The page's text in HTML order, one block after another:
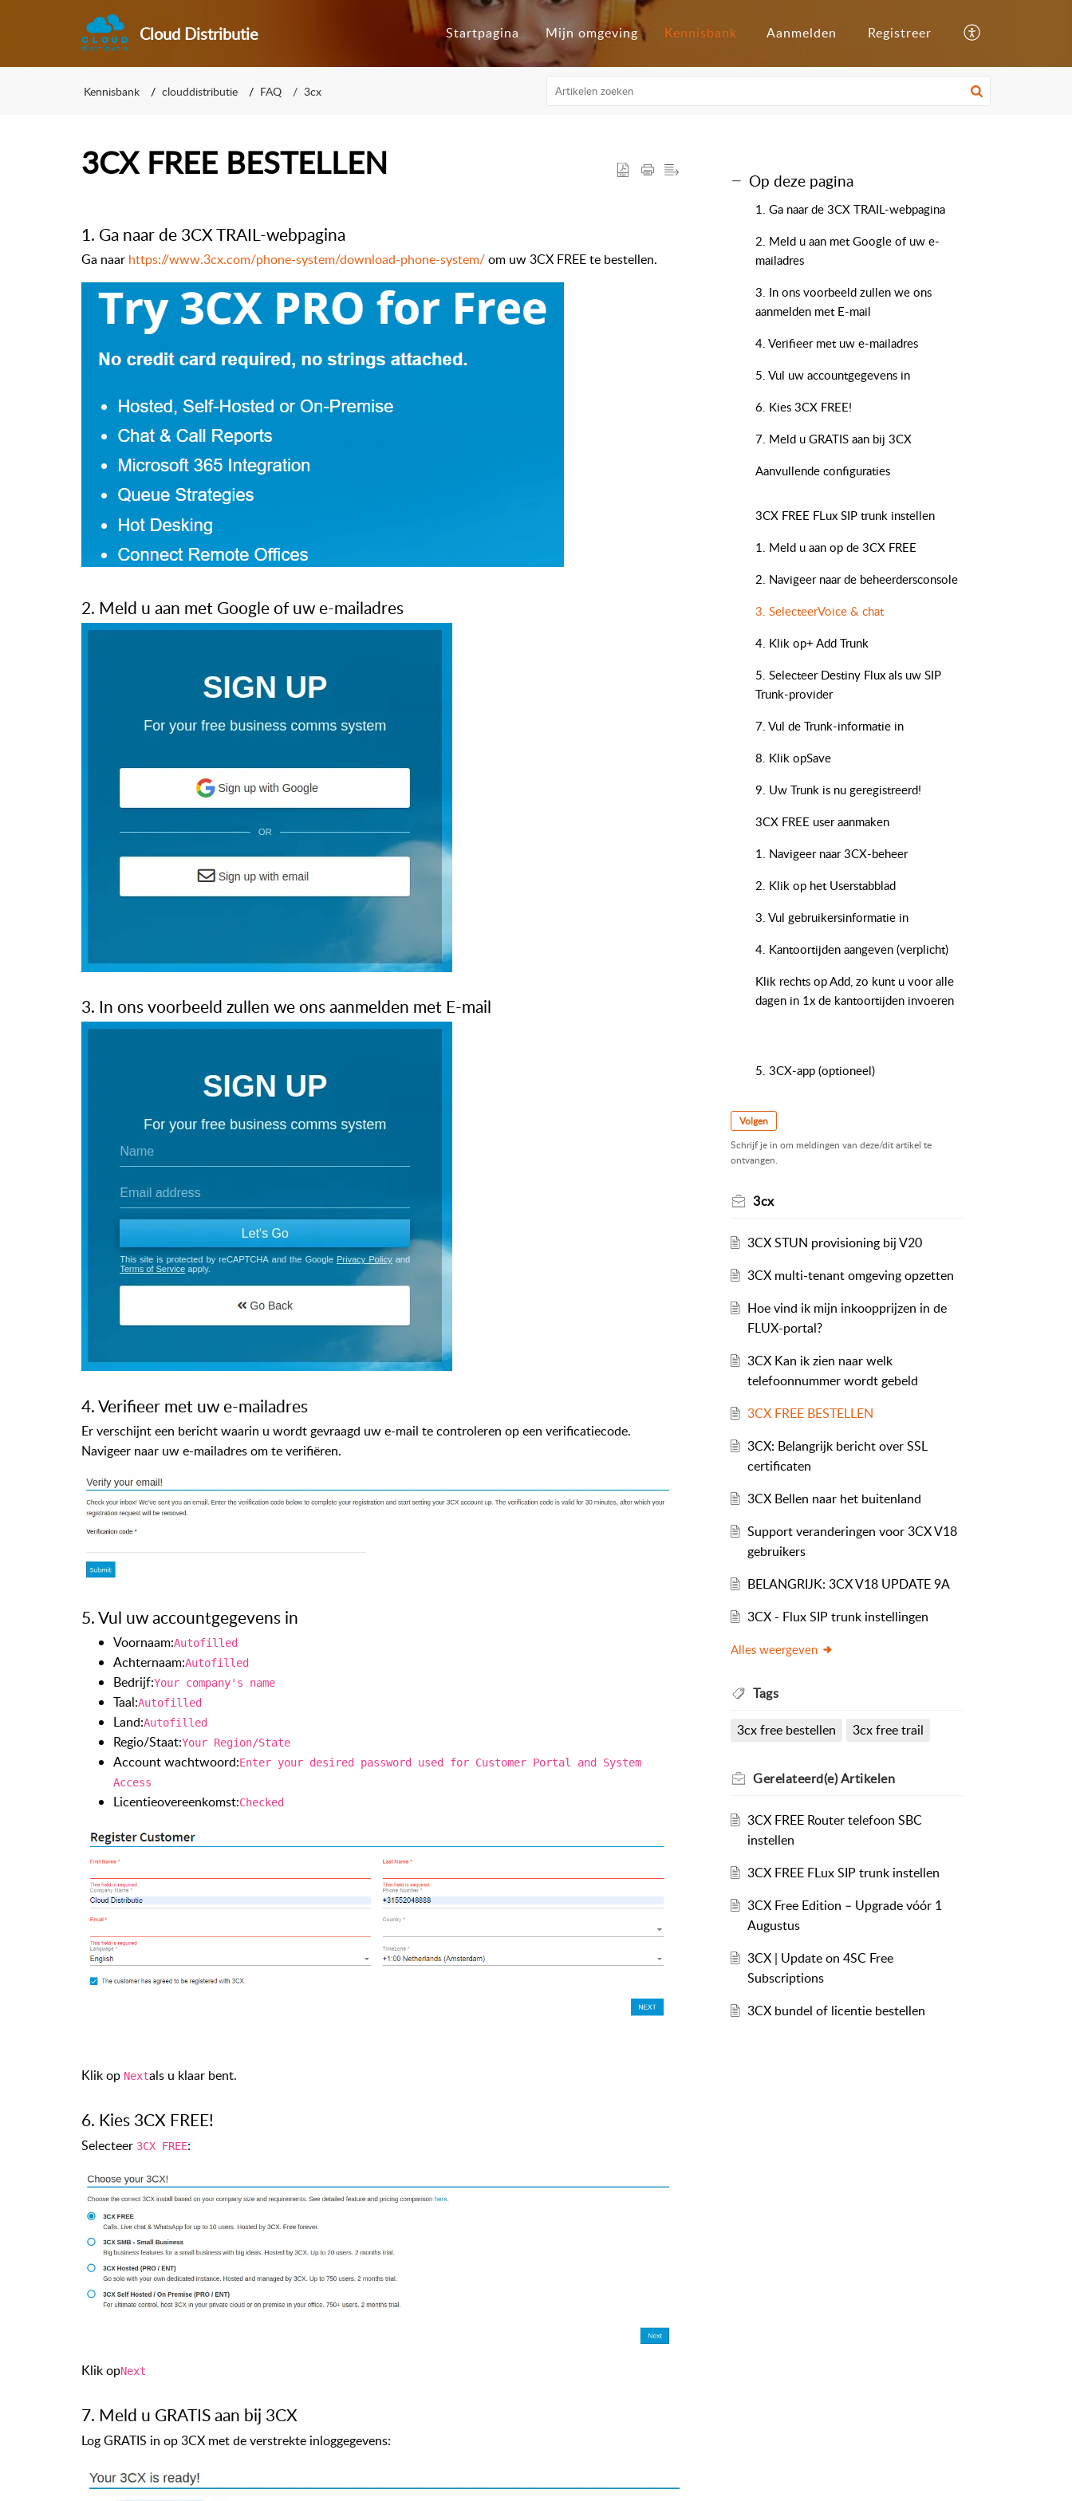
Cloud Distributie Startpagina Mijn omgeving Kennisbank Aanmelden Registreer
Kennisbank clouddistributie FAQ 3cx
3CX FREE BESTELLEN
1. Ga naar de 3CX TRAIL-webpagina
Ga naar https://www.3cx.com/phone-system/download-phone-system/om uw 3CX FREE te bestellen.
2. Meld u aan met Google of uw e-mailadres
3. In ons voorbeeld zullen we ons aanmelden met E-mail
4. Verifieer met uw e-mailadres
Er verschijnt een bericht waarin u wordt gevraagd uw e-mail te controleren op een verificatiecode.
Navigeer naar uw e-mailadres om te verifiëren.
5. Vul uw accountgegevens in
Voornaam:Autofilled
Achternaam:Autofilled
Bedrijf:Your company's name
Taal:Autofilled
Land:Autofilled
Regio/Staat:Your Region/State
Account wachtwoord:Enter your desired password used for Customer Portal and System
Access
Licentieovereenkomst:Checked
Klik op Nextals u klaar bent.
6. Kies 3CX FREE!
Selecteer 3CX FREE:
Klik opNext
7. Meld u GRATIS aan bij 3CX
Log GRATIS in op 3CX met de verstrekte inloggegevens:
Op deze pagina
1. Ga naar de 3CX TRAIL-webpagina
2. Meld u aan met Google of uw e-
mailadres
3. In ons voorbeeld zullen we ons
aanmelden met E-mail
4. Verifieer met uw e-mailadres
5. Vul uw accountgegevens in
6. Kies 3CX FREE!
7. Meld u GRATIS aan bij 3CX
Aanvullende configuraties
3CX FREE FLux SIP trunk instellen
1. Meld u aan op de 3CX FREE
2. Navigeer naar de beheerdersconsole
3. SelecteerVoice & chat
4. Klik op+ Add Trunk
5. Selecteer Destiny Flux als uw SIP
Trunk-provider
7. Vul de Trunk-informatie in
8. Klik opSave
9. Uw Trunk is nu geregistreerd!
3CX FREE user aanmaken
1. Navigeer naar 3CX-beheer
2. Klik op het Userstabblad
3. Vul gebruikersinformatie in
4. Kantoortijden aangeven (verplicht)
Klik rechts op Add, zo kunt u voor alle
dagen in 1x de kantoortijden invoeren
5. 3CX-app (optioneel)
Volgen
Schrijf je in om meldingen van deze/dit artikel te
ontvangen.
3cx
3CX STUN provisioning bij V20
3CX multi-tenant omgeving opzetten
Hoe vind ik mijn inkoopprijzen in de
FLUX-portal?
3CX Kan ik zien naar welk
telefoonnummer wordt gebeld
3CX FREE BESTELLEN
3CX: Belangrijk bericht over SSL
certificaten
3CX Bellen naar het buitenland
Support veranderingen voor 3CX V18
gebruikers
BELANGRIJK: 3CX V18 UPDATE 9A
3CX - Flux SIP trunk instellingen
Alles weergeven
Tags
3cx free bestellen 3cx free trail
Gerelateerd(e)Artikelen
3CX FREE Router telefoon SBC
instellen
3CX FREE FLux SIP trunk instellen
3CX Free Edition – Upgrade vóór 1
Augustus
3CX | Update on 4SC Free
Subscriptions
3CX bundel of licentie bestellen